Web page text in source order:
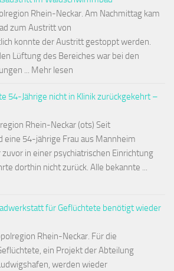
Rhein-Neckar. Am Nachmittag kam
zum Austritt von
konnte der Austritt gestoppt werden.
Lüftung des Bereiches war bei den
... Mehr lesen
54-Jährige nicht in Klinik zurückgekehrt –
Rhein-Neckar (ots) Seit
eine 54-jährige Frau aus Mannheim
in einer psychiatrischen Einrichtung
dorthin nicht zurück. Alle bekannte ...
für Geflüchtete benötigt wieder
Rhein-Neckar. Für die
ein Projekt der Abteilung
werden wieder